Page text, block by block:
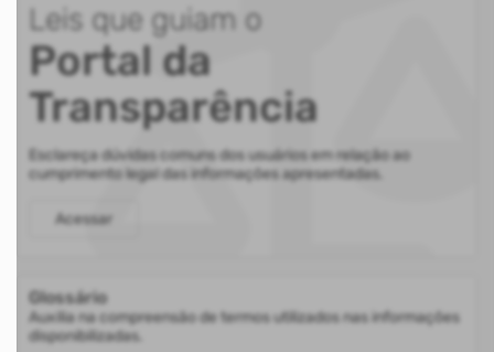
Leis que guiam o
Portal da
Transparência
Esclareça dúvidas comuns dos usuários em relação ao
cumprimento legal das informações apresentadas.
Acessar
Glossário
Auxilia na compreensão de termos utilizados nas informações
disponibilizadas.